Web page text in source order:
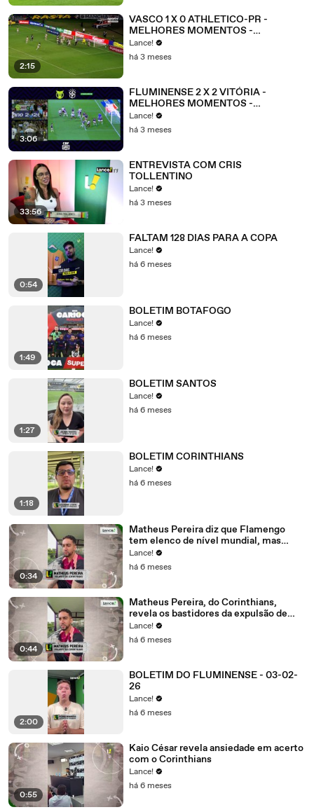
2:15
VASCO 1 X 0 ATHLETICO-PR -
MELHORES MOMENTOS -
BRASILEIRÃO 2026 - 15ª RODADA
Lance!
há 3 meses
3:06
FLUMINENSE 2 X 2 VITÓRIA -
MELHORES MOMENTOS -
BRASILEIRÃO 2026 - 15ª RODADA
Lance!
há 3 meses
33:56
ENTREVISTA COM CRIS
TOLLENTINO
Lance!
há 3 meses
0:54
FALTAM 128 DIAS PARA A COPA
Lance!
há 6 meses
1:49
BOLETIM BOTAFOGO
Lance!
há 6 meses
1:27
BOLETIM SANTOS
Lance!
há 6 meses
1:18
BOLETIM CORINTHIANS
Lance!
há 6 meses
0:34
Matheus Pereira diz que Flamengo
tem elenco de nível mundial, mas
exalta força do Corinthians em título
da Supercopa
Lance!
há 6 meses
0:44
Matheus Pereira, do Corinthians,
revela os bastidores da expulsão de
Carrascal no confronto contra o
Flamengo
Lance!
há 6 meses
2:00
BOLETIM DO FLUMINENSE - 03-02-
26
Lance!
há 6 meses
0:55
Kaio César revela ansiedade em acerto
com o Corinthians
Lance!
há 6 meses